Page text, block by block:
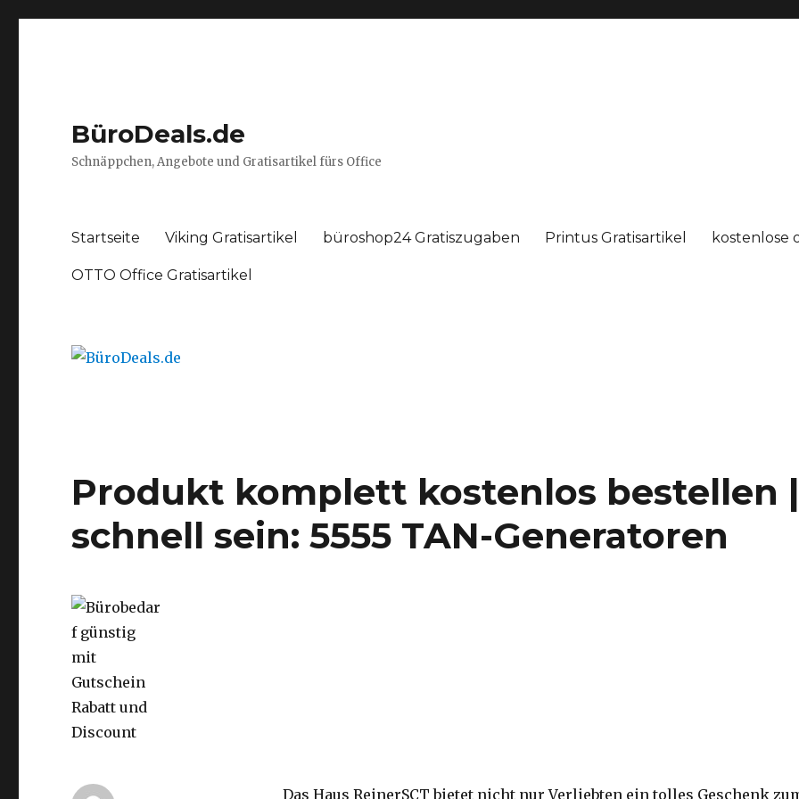
BüroDeals.de
Schnäppchen, Angebote und Gratisartikel fürs Office
Startseite Viking Gratisartikel büroshop24 Gratiszugaben Printus Gratisartikel kostenlose
OTTO Office Gratisartikel
Produkt komplett kostenlos bestellen
schnell sein: 5555 TAN-Generatoren
Das Haus ReinerSCT bietet nicht nur Verliebten ein tolles Geschenk